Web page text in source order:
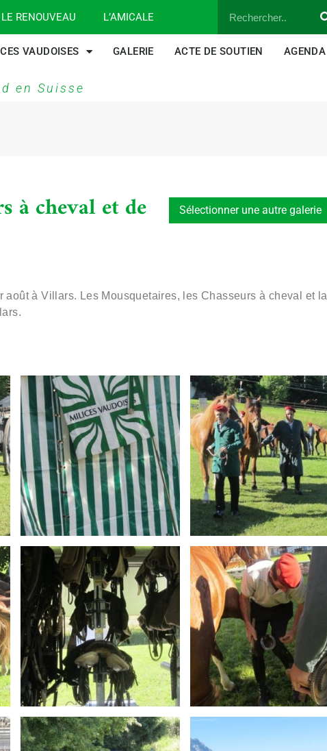
LE RENOUVEAU L’AMICALE
VAUDOISES GALERIE ACTE DE SOUTIEN AGENDA
en Suisse
à cheval et de
à Villars. Les Mousquetaires, les Chasseurs à cheval et la